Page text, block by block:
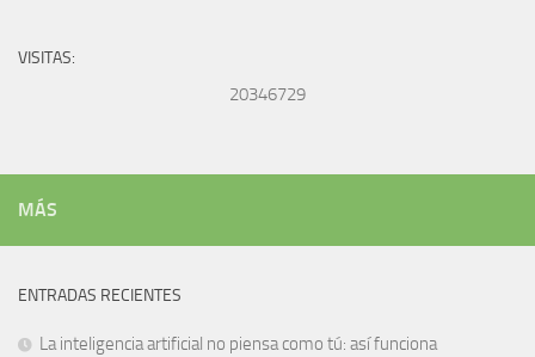
VISITAS:
20346729
MÁS
ENTRADAS RECIENTES
La inteligencia artificial no piensa como tú: así funciona